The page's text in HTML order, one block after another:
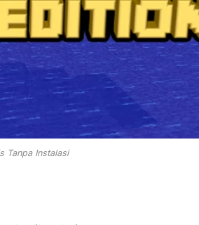
Tanpa Instalasi